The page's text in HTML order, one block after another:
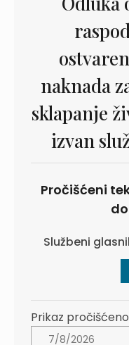
naknada
sklapanje
izvan
Pročišćeni
Službeni
Prikaz